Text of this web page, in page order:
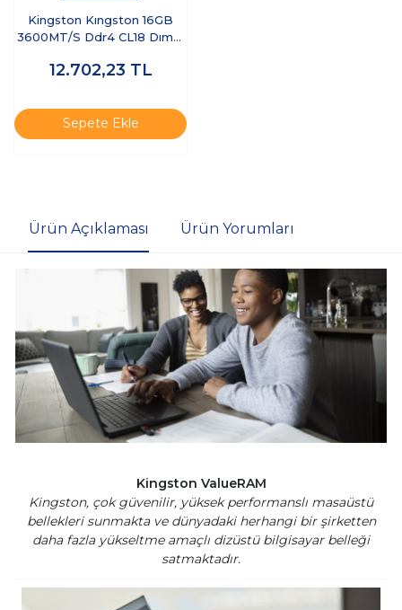
Kingston Kıngston 16GB
3600MT/S Ddr4 CL18 Dımm
KF436C18BB2A/16TR - Ram
12.702,23 TL
Sepete Ekle
Ürün Açıklaması Ürün Yorumları
Kingston ValueRAM
Kingston, çok güvenilir, yüksek performanslı masaüstü
bellekleri sunmakta ve dünyadaki herhangi bir şirketten
daha fazla yükseltme amaçlı dizüstü bilgisayar belleği
satmaktadır.